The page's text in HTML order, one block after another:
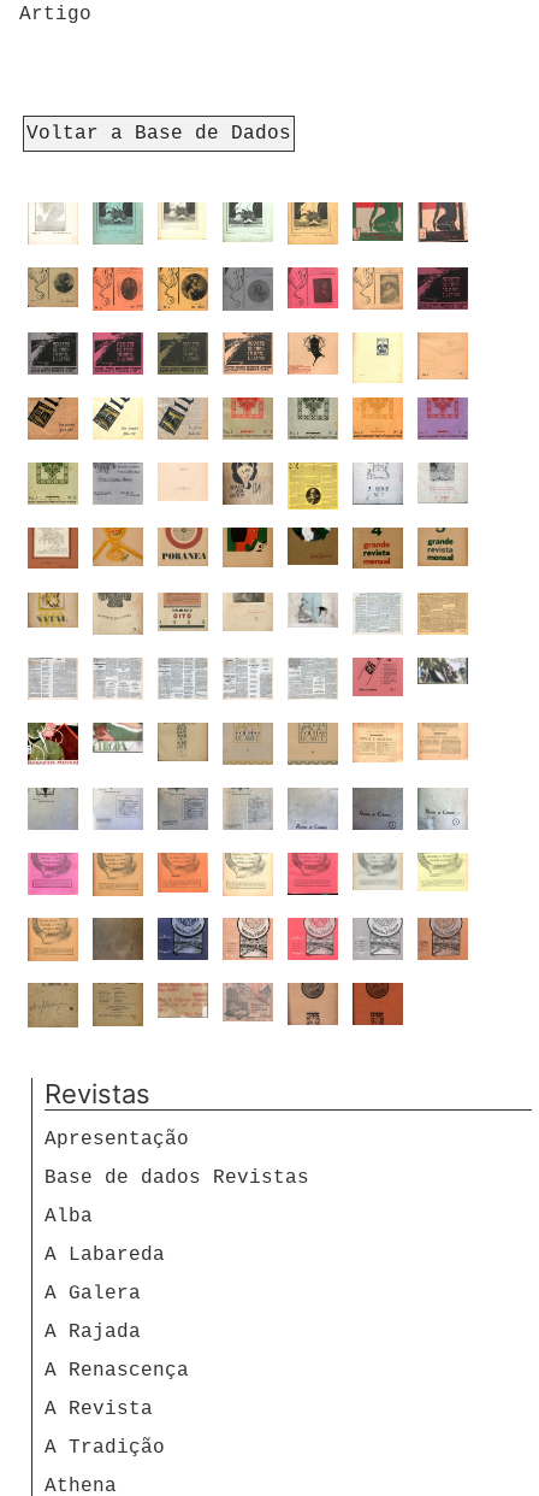
Artigo
Voltar a Base de Dados
Revistas
Apresentação
Base de dados Revistas
Alba
A Labareda
A Galera
A Rajada
A Renascença
A Revista
A Tradição
Athena